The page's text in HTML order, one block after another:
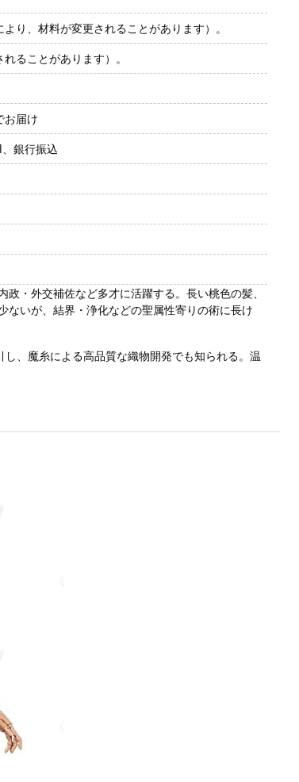
り、材料が変更されることがあります）。
ることがあります）。
お届け
銀行振込
・外交補佐など多才に活躍する。長い桃色の髪、
いが、結界・浄化などの聖属性寄りの術に長け
、魔糸による高品質な織物開発でも知られる。温